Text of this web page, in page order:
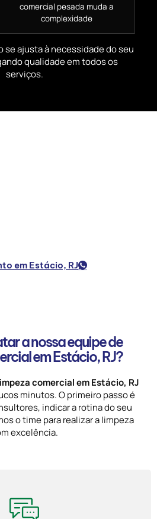
comercial pesada muda a
complexidade
se ajusta à necessidade do seu
qualidade em todos os
serviços.
em Estácio, RJ
a nossa equipe de
em Estácio, RJ?
comercial em Estácio, RJ
minutos. O primeiro passo é
indicar a rotina do seu
o time para realizar a limpeza
excelência.